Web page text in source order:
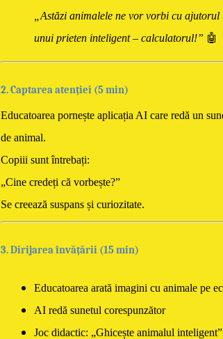
„Astăzi animalele ne vor vorbi cu ajutorul
unui prieten inteligent – calculatorul!” 🤖
2. Captarea atenției (5 min)
Educatoarea pornește aplicația AI care redă un
de animal.
Copiii sunt întrebați:
„Cine credeți că vorbește?”
Se creează suspans și curiozitate.
3. Dirijarea învățării (15 min)
Educatoarea arată imagini cu animale pe
AI redă sunetul corespunzător
Joc didactic: „Ghicește animalul inteligent”